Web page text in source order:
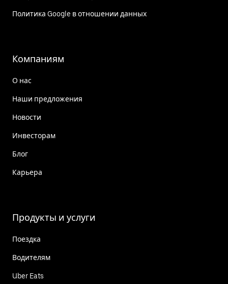
Политика Google в отношении данных
Компаниям
О нас
Наши предложения
Новости
Инвесторам
Блог
Карьера
Продукты и услуги
Поездка
Водителям
Uber Eats